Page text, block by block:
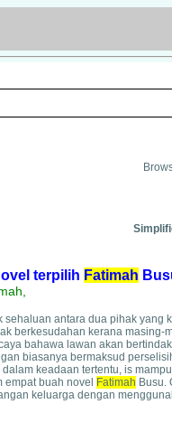
terpilih Fatimah
sehaluan antara dua pihak
berkesudahan kerana
bahawa lawan akan
biasanya bermaksud
keadaan tertentu, is
buah novel
Fatimah Busu.
keluarga dengan